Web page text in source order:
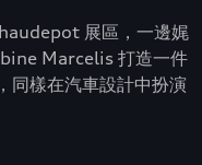
展區，一邊娓
Marcelis 打造一件
同樣在汽車設計中扮演